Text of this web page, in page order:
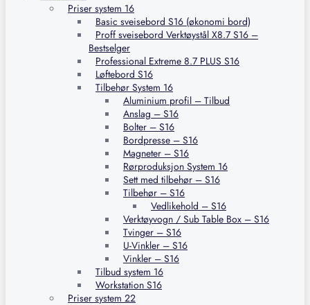
Priser system 16
Basic sveisebord S16 (økonomi bord)
Proff sveisebord Verktøystål X8.7 S16 –
Bestselger
Professional Extreme 8.7 PLUS S16
Løftebord S16
Tilbehør System 16
Aluminium profil – Tilbud
Anslag – S16
Bolter – S16
Bordpresse – S16
Magneter – S16
Rørproduksjon System 16
Sett med tilbehør – S16
Tilbehør – S16
Vedlikehold – S16
Verktøyvogn / Sub Table Box – S16
Tvinger – S16
U-Vinkler – S16
Vinkler – S16
Tilbud system 16
Workstation S16
Priser system 22